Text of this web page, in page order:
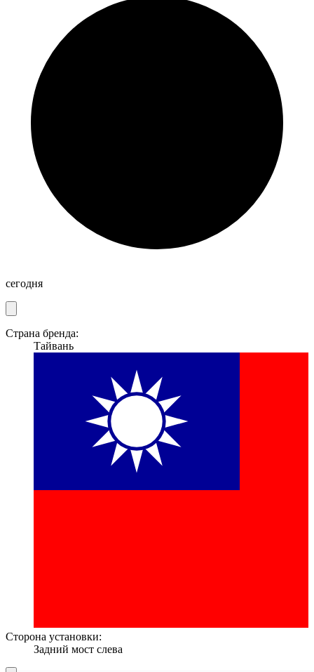
сегодня
Страна бренда:
Тайвань
Сторона установки:
Задний мост слева